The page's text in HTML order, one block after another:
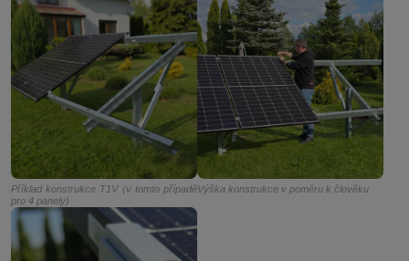
Příklad konstrukce T1V (v tomto případě
pro 4 panely)
Výška konstrukce v poměru k člověku